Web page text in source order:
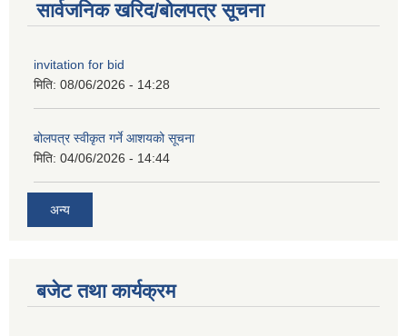
सार्वजनिक खरिद/बोलपत्र सूचना
invitation for bid
मिति: 08/06/2026 - 14:28
बोलपत्र स्वीकृत गर्ने आशयको सूचना
मिति: 04/06/2026 - 14:44
अन्य
बजेट तथा कार्यक्रम